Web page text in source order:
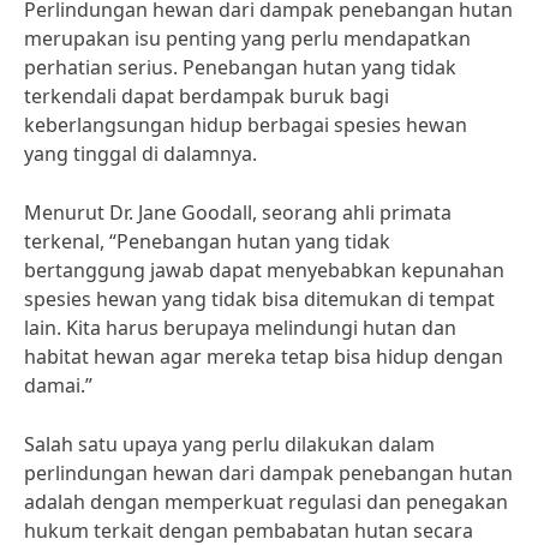
Perlindungan hewan dari dampak penebangan hutan
merupakan isu penting yang perlu mendapatkan
perhatian serius. Penebangan hutan yang tidak
terkendali dapat berdampak buruk bagi
keberlangsungan hidup berbagai spesies hewan
yang tinggal di dalamnya.
Menurut Dr. Jane Goodall, seorang ahli primata
terkenal, “Penebangan hutan yang tidak
bertanggung jawab dapat menyebabkan kepunahan
spesies hewan yang tidak bisa ditemukan di tempat
lain. Kita harus berupaya melindungi hutan dan
habitat hewan agar mereka tetap bisa hidup dengan
damai.”
Salah satu upaya yang perlu dilakukan dalam
perlindungan hewan dari dampak penebangan hutan
adalah dengan memperkuat regulasi dan penegakan
hukum terkait dengan pembabatan hutan secara